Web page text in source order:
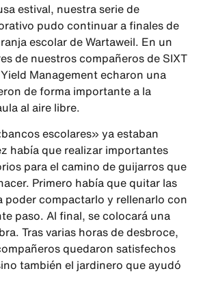
estival, nuestra serie de
pudo continuar a finales de
escolar de Wartaweil. En un
de nuestros compañeros de SIXT
Management echaron una
de forma importante a la
al aire libre.
escolares» ya estaban
había que realizar importantes
para el camino de guijarros que
Primero había que quitar las
poder compactarlo y rellenarlo con
paso. Al final, se colocará una
Tras varias horas de desbroce,
quedaron satisfechos
también el jardinero que ayudó